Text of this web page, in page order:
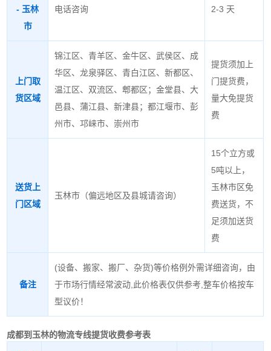
- 玉林
市
电话咨询 2-3 天
上门取
货区域
锦江区、青羊区、金牛区、武侯区、成
华区、龙泉驿区、青白江区、新都区、
温江区、双流区、郫都区；金堂县、大
邑县、蒲江县、新津县；都江堰市、彭
州市、邛崃市、崇州市
提货须加上
门提货费，
量大免提货
费
送货上
门区域
玉林市（偏远地区及县城请咨询）
15个立方或
5吨以上，
玉林市区免
费送货，不
足须加送货
费
备注
(设备、搬家、搬厂、杂货)等价格例外需详细咨询，由
于市场行情经常波动,此价格表仅供参考,整车价格按车
型议价！
成都到玉林的物流专线提货收费参考表